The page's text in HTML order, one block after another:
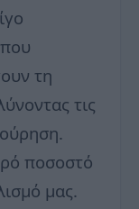
τη
τις
ποσοστό
μας.